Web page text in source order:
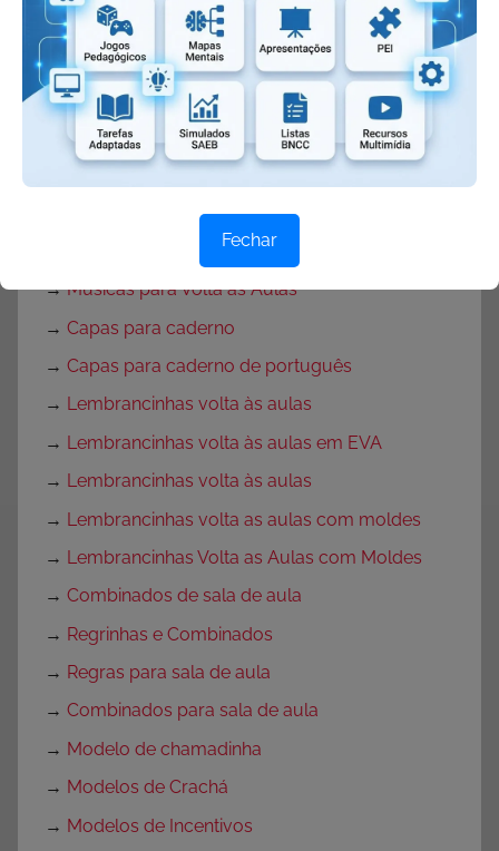
→Texto para o primeiro dia de aula
→Textos de volta às aulas
→Mensagem de volta às aulas
Rotina para primeira semana de aula
Decoração de sala de aula
Decoração para Sala de Aula
→Músicas para Volta às Aulas
→ Capas para caderno
→ Capas para caderno de português
→ Lembrancinhas volta às aulas
→ Lembrancinhas volta às aulas em EVA
→ Lembrancinhas volta às aulas
→ Lembrancinhas volta as aulas com moldes
→ Lembrancinhas Volta as Aulas com Moldes
→ Combinados de sala de aula
→ Regrinhas e Combinados
→ Regras para sala de aula
→ Combinados para sala de aula
→ Modelo de chamadinha
→ Modelos de Crachá
→ Modelos de Incentivos
Fechar